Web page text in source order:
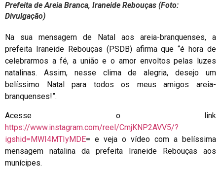
Prefeita de Areia Branca, Iraneide Rebouças (Foto:
Divulgação)
Na sua mensagem de Natal aos areia-branquenses, a
prefeita Iraneide Rebouças (PSDB) afirma que “é hora de
celebrarmos a fé, a união e o amor envoltos pelas luzes
natalinas. Assim, nesse clima de alegria, desejo um
belíssimo Natal para todos os meus amigos areia-
branquenses!”.
Acesse o link
https://www.instagram.com/reel/CmjKNP2AVV5/?
igshid=MWI4MTIyMDE= e veja o vídeo com a belíssima
mensagem natalina da prefeita Iraneide Rebouças aos
munícipes.